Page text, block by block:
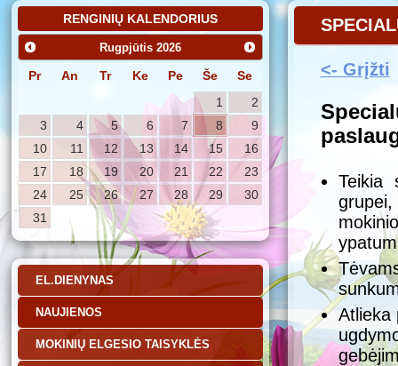
RENGINIŲ KALENDORIUS
Rugpjūtis 2026
Pr An Tr Ke Pe Še
Se
1
2
3
4 5 6 7 8
9
10
11 12 13 14 15
16
17
18 19 20 21 22
23
24
25 26 27 28 29
30
31
EL.DIENYNAS
NAUJIENOS
MOKINIŲ ELGESIO TAISYKLĖS
<- Grįžti
Teikia
Atlieka